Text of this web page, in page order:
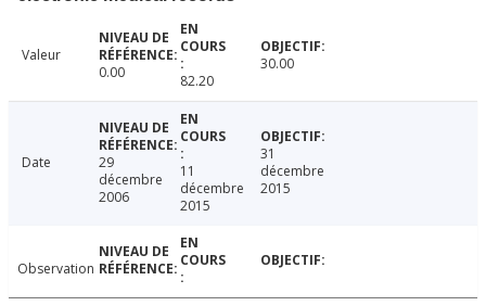
Valeur
0.00
82.20
30.00
Date
29
décembre
2006
11
décembre
2015
31
décembre
2015
Observation